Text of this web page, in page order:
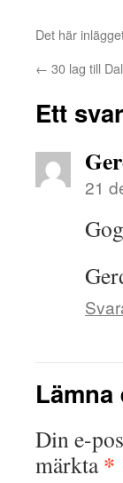
Det här
← 30 lag till
Ett
21
Din e-
märkta*